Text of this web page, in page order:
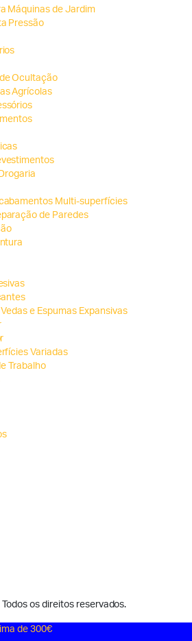
Máquinas de Jardim
Pressão
Ocultação
Agrícolas
Multi-superfícies
de Paredes
e Espumas Expansivas
Variadas
Trabalho
os direitos reservados.
de 300€